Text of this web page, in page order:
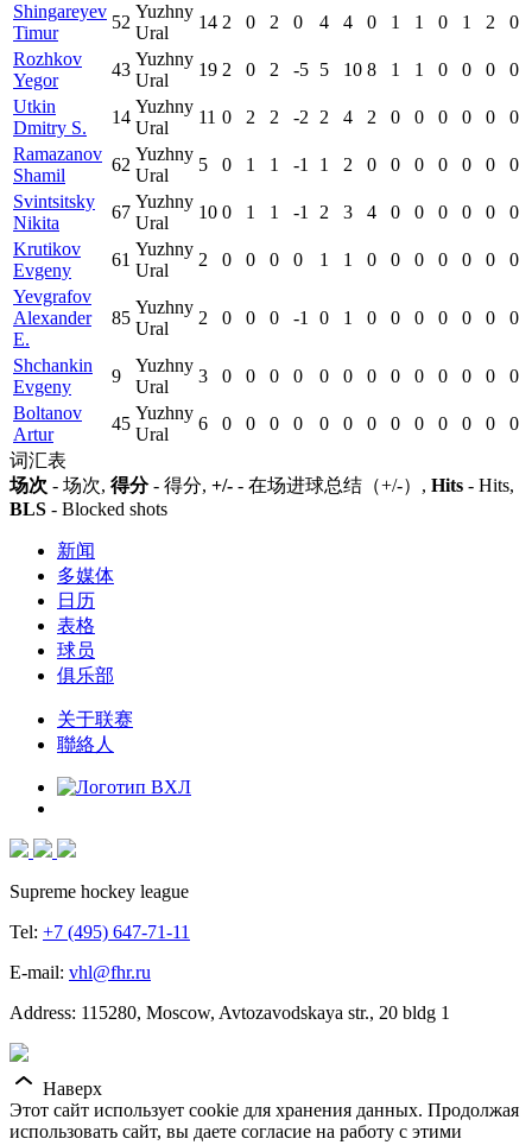
Shingareyev
Timur
52
Yuzhny
Ural
14 2 0 2 0 4 4 0 1 1 0 1 2
0
Rozhkov
Yegor
43
Yuzhny
Ural
19 2 0 2 -5 5 10 8 1 1 0 0 0
0
Utkin
Dmitry S.
14
Yuzhny
Ural
11 0 2 2 -2 2 4 2 0 0 0 0 0
0
Ramazanov
Shamil
62
Yuzhny
Ural
5 0 1 1 -1 1 2 0 0 0 0 0 0
0
Svintsitsky
Nikita
67
Yuzhny
Ural
10 0 1 1 -1 2 3 4 0 0 0 0 0
0
Krutikov
Evgeny
61
Yuzhny
Ural
2 0 0 0 0 1 1 0 0 0 0 0 0
0
Yevgrafov
Alexander
E.
85
Yuzhny
Ural
2 0 0 0 -1 0 1 0 0 0 0 0 0 0
Shchankin
Evgeny
9
Yuzhny
Ural
3 0 0 0 0 0 0 0 0 0 0 0 0
0
Boltanov
Artur
45
Yuzhny
Ural
6 0 0 0 0 0 0 0 0 0 0 0 0
0
词汇表
场次 - 场次, 得分- 得分, +/- - 在场进球总结（+/-）, Hits - Hits,
BLS - Blocked shots
新闻
多媒体
日历
表格
球员
俱乐部
关于联赛
聯絡人
Supreme hockey league
Tel: +7 (495) 647-71-11
E-mail: vhl@fhr.ru
Address: 115280, Moscow, Avtozavodskaya str., 20 bldg 1
Наверх
Этот сайт использует cookie для хранения данных. Продолжая
использовать сайт, вы даете согласие на работу с этими